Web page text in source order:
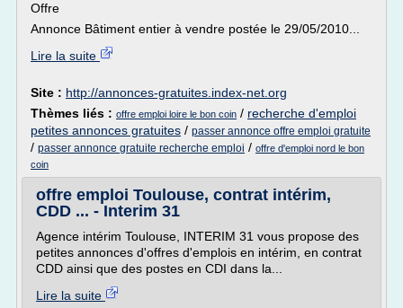
Offre
Annonce Bâtiment entier à vendre postée le 29/05/2010...
Lire la suite
Site : http://annonces-gratuites.index-net.org
Thèmes liés : offre emploi loire le bon coin / recherche d'emploi
petites annonces gratuites / passer annonce offre emploi gratuite
/ passer annonce gratuite recherche emploi / offre d'emploi nord le bon
coin
offre emploi Toulouse, contrat intérim,
CDD ... - Interim 31
Agence intérim Toulouse, INTERIM 31 vous propose des
petites annonces d'offres d'emplois en intérim, en contrat
CDD ainsi que des postes en CDI dans la...
Lire la suite